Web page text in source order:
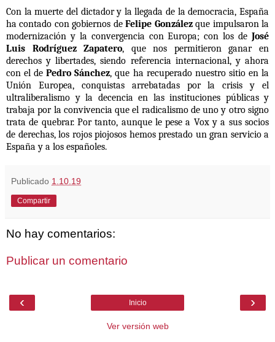
Con la muerte del dictador y la llegada de la democracia, España
ha contado con gobiernos deFelipe Gonzálezque impulsaron la
modernización y la convergencia con Europa; con los de José
Luis Rodríguez Zapatero, que nos permitieron ganar en
derechos y libertades, siendo referencia internacional, y ahora
con el dePedro Sánchez, que ha recuperado nuestro sitio en la
Unión Europea, conquistas arrebatadas por la crisis y el
ultraliberalismo y la decencia en las instituciones públicas y
trabaja por la convivencia que el radicalismo de uno y otro signo
trata de quebrar. Por tanto, aunque le pese a Vox y a sus socios
de derechas, los rojos piojosos hemos prestado un gran servicio a
España y a los españoles.
Publicado 1.10.19
Compartir
No hay comentarios:
Publicar un comentario
‹ ›
Inicio
Ver versión web